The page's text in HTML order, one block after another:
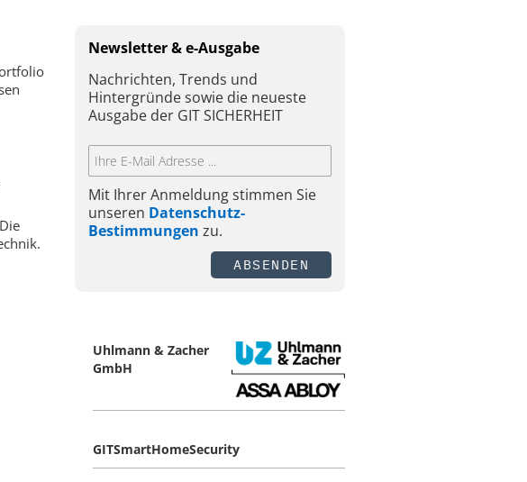
Newsletter & e-Ausgabe
Nachrichten, Trends und
Hintergründe sowie die neueste
Ausgabe der GIT SICHERHEIT
Mit Ihrer Anmeldung stimmen Sie
unseren Datenschutz-
Bestimmungen zu.
ABSENDEN
Uhlmann & Zacher
GmbH
GITSmartHomeSecurity